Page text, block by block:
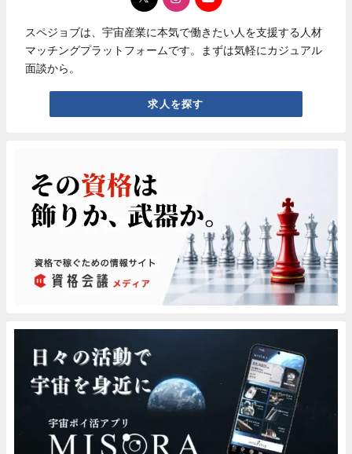
スペジョブは、宇宙産業に本気で働きたい人を支援する人材
マッチングプラットフォームです。まずは気軽にカジュアル
面談から。
求人を探す